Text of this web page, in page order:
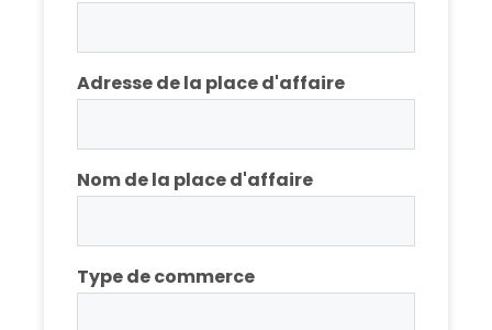
Adresse de la place d'affaire
Nom de la place d'affaire
Type de commerce